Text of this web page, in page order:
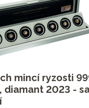
mincí ryzosti
diamant 2023 -